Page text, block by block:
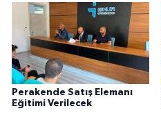
Perakende Satış Elemanı
Eğitimi Verilecek